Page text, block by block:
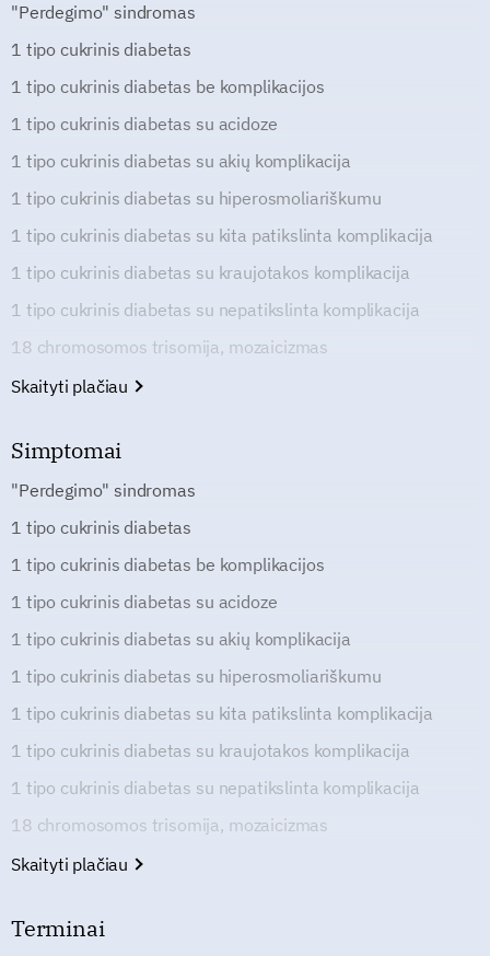
"Perdegimo" sindromas
1 tipo cukrinis diabetas
1 tipo cukrinis diabetas be komplikacijos
1 tipo cukrinis diabetas su acidoze
1 tipo cukrinis diabetas su akių komplikacija
1 tipo cukrinis diabetas su hiperosmoliariškumu
1 tipo cukrinis diabetas su kita patikslinta komplikacija
1 tipo cukrinis diabetas su kraujotakos komplikacija
1 tipo cukrinis diabetas su nepatikslinta komplikacija
18 chromosomos trisomija, mozaicizmas
Skaityti plačiau
Simptomai
"Perdegimo" sindromas
1 tipo cukrinis diabetas
1 tipo cukrinis diabetas be komplikacijos
1 tipo cukrinis diabetas su acidoze
1 tipo cukrinis diabetas su akių komplikacija
1 tipo cukrinis diabetas su hiperosmoliariškumu
1 tipo cukrinis diabetas su kita patikslinta komplikacija
1 tipo cukrinis diabetas su kraujotakos komplikacija
1 tipo cukrinis diabetas su nepatikslinta komplikacija
18 chromosomos trisomija, mozaicizmas
Skaityti plačiau
Terminai